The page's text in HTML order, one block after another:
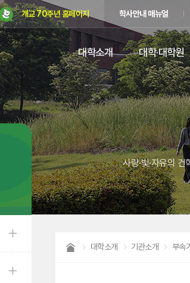
개교 70주년 홈페이지 학사안내 매뉴얼
대학소개 대학·대학원
사랑·빛·자유의
대학소개 기관소개 부속